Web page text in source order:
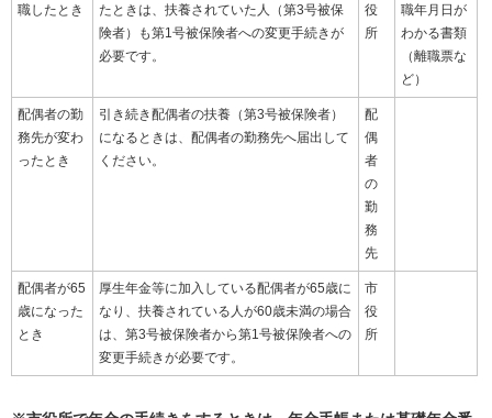
職したとき
たときは、扶養されていた人（第3号被保
険者）も第1号被保険者への変更手続きが
必要です。
役
所
職年月日が
わかる書類
（離職票な
ど）
配偶者の勤
務先が変わ
ったとき
引き続き配偶者の扶養（第3号被保険者）
になるときは、配偶者の勤務先へ届出して
ください。
配
偶
者
の
勤
務
先
配偶者が65
歳になった
とき
厚生年金等に加入している配偶者が65歳に
なり、扶養されている人が60歳未満の場合
は、第3号被保険者から第1号被保険者への
変更手続きが必要です。
市
役
所